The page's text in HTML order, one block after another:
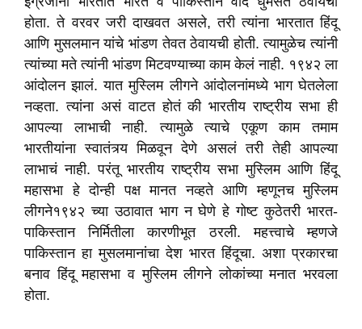
होता. ते वरवर जरी दाखवत असले, तरी त्यांना भारतात हिंदू
आणि मुसलमान यांचे भांडण तेवत ठेवायची होती. त्यामुळेच त्यांनी
त्यांच्या मते त्यांनी भांडण मिटवण्याच्या काम केलं नाही. १९४२ ला
आंदोलन झालं. यात मुस्लिम लीगने आंदोलनांमध्ये भाग घेतलेला
नव्हता. त्यांना असं वाटत होतं की भारतीय राष्ट्रीय सभा ही
आपल्या लाभाची नाही. त्यामुळे त्याचे एकूण काम तमाम
भारतीयांना स्वातंत्र्य मिळवून देणे असलं तरी तेही आपल्या
लाभाचं नाही. परंतू भारतीय राष्ट्रीय सभा मुस्लिम आणि हिंदू
महासभा हे दोन्ही पक्ष मानत नव्हते आणि म्हणूनच मुस्लिम
लीगने१९४२ च्या उठावात भाग न घेणे हे गोष्ट कुठेतरी भारत-
पाकिस्तान निर्मितीला कारणीभूत ठरली. महत्त्वाचे म्हणजे
पाकिस्तान हा मुसलमानांचा देश भारत हिंदूचा. अशा प्रकारचा
बनाव हिंदू महासभा व मुस्लिम लीगने लोकांच्या मनात भरवला
होता.